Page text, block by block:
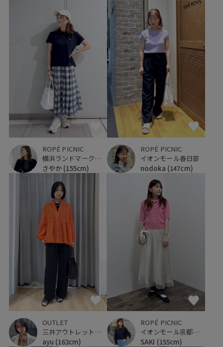
ROPÉ PICNIC
横浜ランドマークタワー
さやか (155cm)
ROPÉ PICNIC
イオンモール春日部
nodoka (147cm)
OUTLET
三井アウトレットパーク ジャズドリーム長島
ayu (163cm)
ROPÉ PICNIC
イオンモール京都桂川
SAKI (155cm)